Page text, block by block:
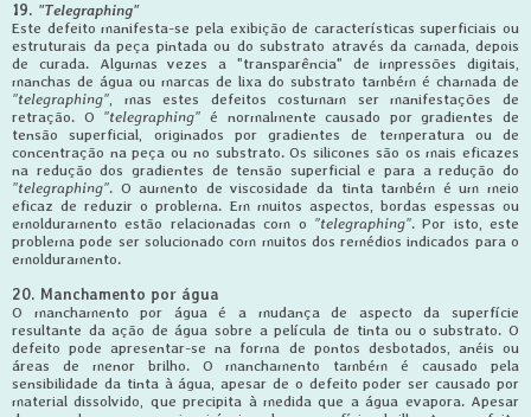
19. "Telegraphing"
Este defeito manifesta-se pela exibição de características superficiais ou
estruturais da peça pintada ou do substrato através da camada, depois
de curada. Algumas vezes a "transparência" de impressões digitais,
manchas de água ou marcas de lixa do substrato também é chamada de
"telegraphing", mas estes defeitos costumam ser manifestações de
retração. O "telegraphing" é normalmente causado por gradientes de
tensão superficial, originados por gradientes de temperatura ou de
concentração na peça ou no substrato. Os silicones são os mais eficazes
na redução dos gradientes de tensão superficial e para a redução do
"telegraphing". O aumento de viscosidade da tinta também é um meio
eficaz de reduzir o problema. Em muitos aspectos, bordas espessas ou
emolduramento estão relacionadas com o "telegraphing". Por isto, este
problema pode ser solucionado com muitos dos remédios indicados para o
emolduramento.
20. Manchamento por água
O manchamento por água é a mudança de aspecto da superfície
resultante da ação de água sobre a película de tinta ou o substrato. O
defeito pode apresentar-se na forma de pontos desbotados, anéis ou
áreas de menor brilho. O manchamento também é causado pela
sensibilidade da tinta à água, apesar de o defeito poder ser causado por
material dissolvido, que precipita à medida que a água evapora. Apesar